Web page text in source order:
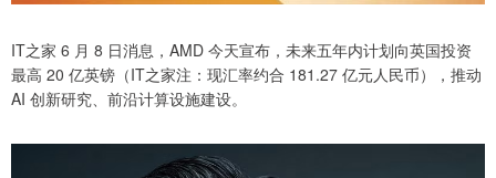
IT之家 6 月 8 日消息，AMD 今天宣布，未来五年内计划向英国投资
最高 20 亿英镑（IT之家注：现汇率约合 181.27 亿元人民币），推动
AI 创新研究、前沿计算设施建设。